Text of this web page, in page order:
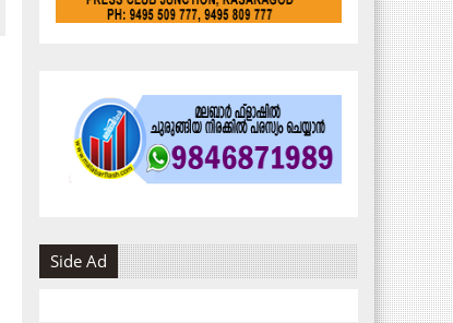
Side Ad